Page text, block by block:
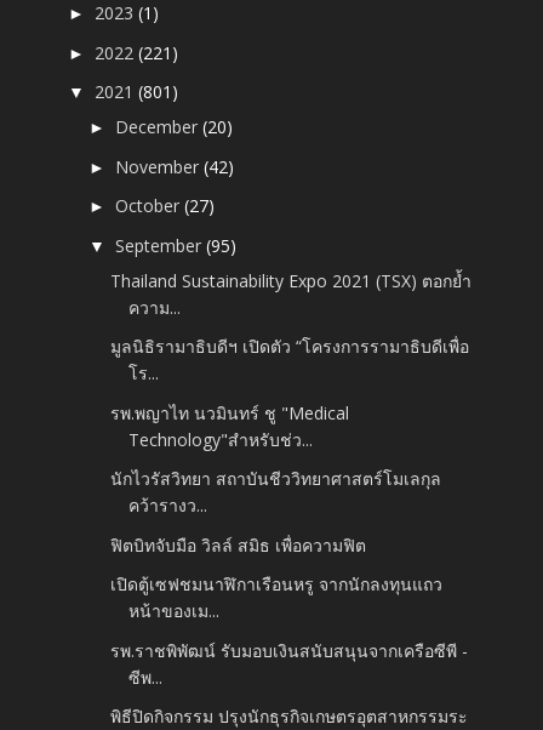
► 2023(1)
► 2022(221)
▼ 2021(801)
► December(20)
► November(42)
►October(27)
▼September(95)
Thailand Sustainability Expo 2021 (TSX) ตอกย้ำ
ความ...
มูลนิธิรามาธิบดีฯ เปิดตัว “โครงการรามาธิบดีเพื่อ
โร...
รพ.พญาไท นวมินทร์ ชู "Medical
Technology"สำหรับช่ว...
นักไวรัสวิทยา สถาบันชีววิทยาศาสตร์โมเลกุล
คว้ารางว...
ฟิตบิทจับมือ วิลล์ สมิธ เพื่อความฟิต
เปิดตู้เซฟชมนาฬิกาเรือนหรู จากนักลงทุนแถว
หน้าของเม...
รพ.ราชพิพัฒน์ รับมอบเงินสนับสนุนจากเครือซีพี -
ซีพ...
พิธีปิดกิจกรรม ปรุงนักธุรกิจเกษตรอุตสาหกรรมระ